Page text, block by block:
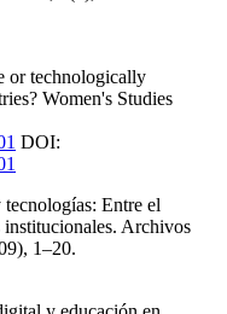
or technologically
Women's Studies
DOI:
Entre el
Archivos
1–20.